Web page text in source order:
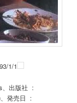
1/1
出版社 ‏ :
売日 ‏ :